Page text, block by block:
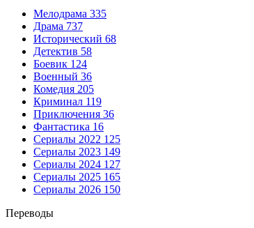
Мелодрама 335
Драма 737
Исторический 68
Детектив 58
Боевик 124
Военный 36
Комедия 205
Криминал 119
Приключения 36
Фантастика 16
Сериалы 2022 125
Сериалы 2023 149
Сериалы 2024 127
Сериалы 2025 165
Сериалы 2026 150
Переводы